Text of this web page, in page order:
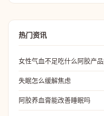
热门资讯
女性气血不足吃什么阿胶产
失眠怎么缓解焦虑
阿胶养血膏能改善睡眠吗